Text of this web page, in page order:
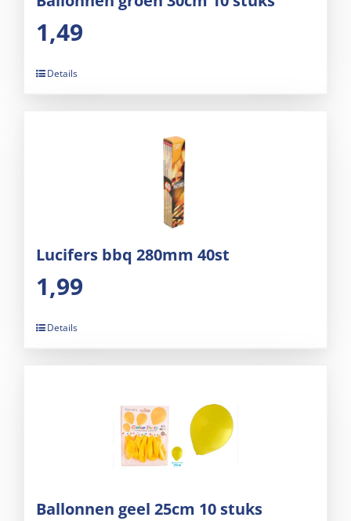
1,49
Details
Lucifers bbq 280mm 40st
1,99
Details
Ballonnen geel 25cm 10 stuks